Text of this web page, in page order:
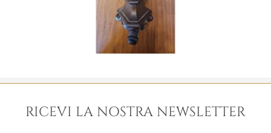
RICEVI LA NOSTRA NEWSLETTER